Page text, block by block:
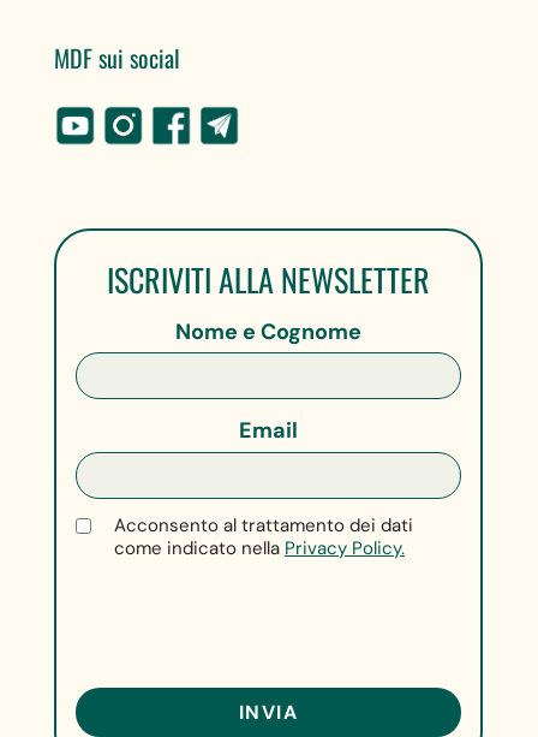
MDF sui social
ISCRIVITI ALLA NEWSLETTER
Nome e Cognome
Email
Acconsento al trattamento dei dati
come indicato nella Privacy Policy.